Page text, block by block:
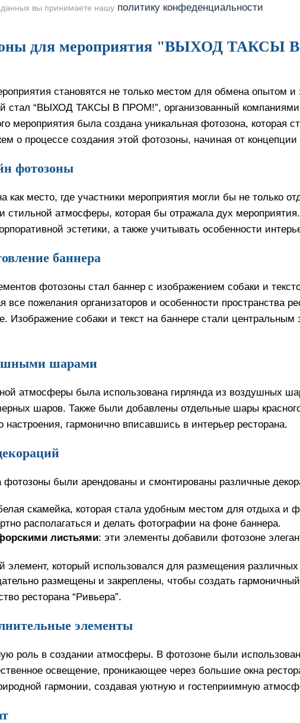
данных вы принимаете нашу политику конфеденциальности
для мероприятия "ВЫХОД
становятся не только местом для обмена опытом
стал “ВЫХОД ТАКСЫ В ПРОМ!”, организованный компаниями
мероприятия была создана уникальная фотозона,
о процессе создания этой фотозоны, начиная от
фотозоны
как место, где участники мероприятия могли бы не только
стильной атмосферы, которая бы отражала дух
эстетики, а также учитывать особенности
баннера
фотозоны стал баннер с изображением собаки и
все пожелания организаторов и особенности пространства
Изображение собаки и текст на баннере стали
шарами
атмосферы была использована гирлянда из воздушных
шаров. Также были добавлены отдельные шары
настроения, гармонично вписавшись в интерьер ресторана.
фотозоны были арендованы и смонтированы различные
скамейка, которая стала удобным местом для отдыха
располагаться и делать фотографии на фоне баннера.
листьями: эти элементы добавили фотозоне
элемент, который использовался для размещения
размещены и закреплены, чтобы создать
ресторана “Ривьера”.
элементы
роль в создании атмосферы. В фотозоне были
освещение, проникающее через большие окна
гармонии, создавая уютную и гостеприимную